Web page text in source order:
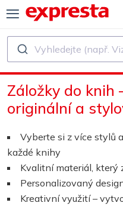
Tisk
Samolepky a etikety
Kalendáře
PRODUKTY
NAKLADATELSTVÍ A
NAKLADATELSTVÍ
KNIH
Vyhledejte (např.
Záložky do knih
originální a
Vyberte si z více stylů
každé knihy
Kvalitní materiál, který
Personalizovaný
Kreativní využití –